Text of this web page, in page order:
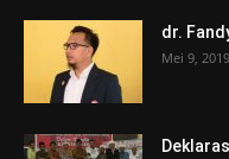
dr.
Mei 9, 2019